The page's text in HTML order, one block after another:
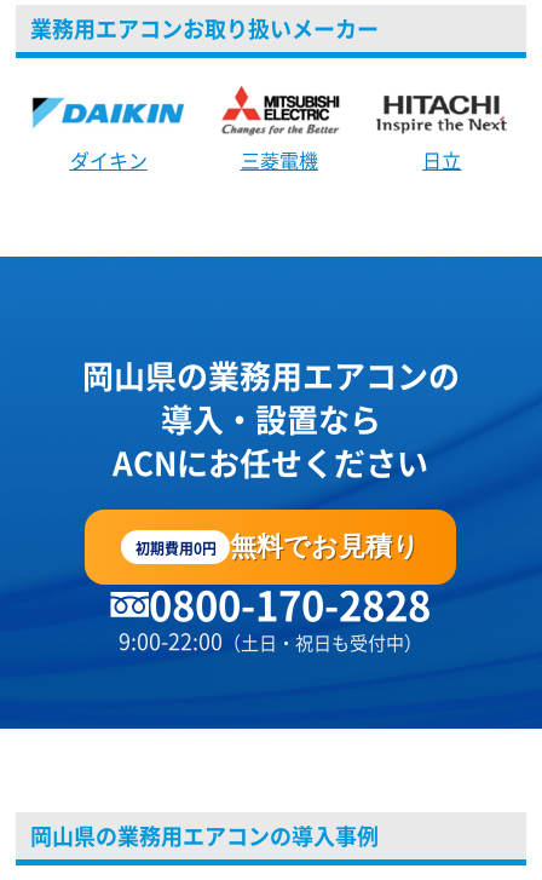
業務用エアコンお取り扱いメーカー
ダイキン 三菱電機 日立
岡山県の業務用エアコンの
導入・設置なら
ACNにお任せください
初期費用0円 無料でお見積り
0800-170-2828
9:00-22:00 （土日・祝日も受付中）
岡山県の業務用エアコンの導入事例